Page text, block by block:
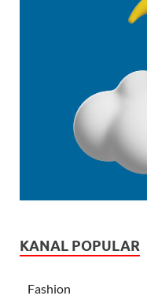
KANAL POPULAR
Fashion